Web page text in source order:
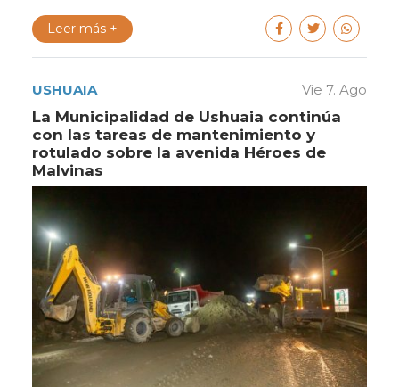
Leer más +
USHUAIA Vie 7. Ago
La Municipalidad de Ushuaia continúa
con las tareas de mantenimiento y
rotulado sobre la avenida Héroes de
Malvinas